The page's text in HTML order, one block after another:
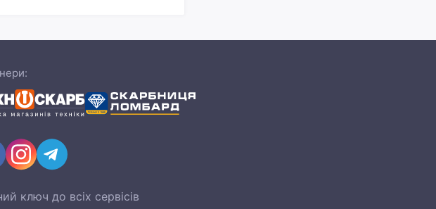
ключ до всіх сервісів